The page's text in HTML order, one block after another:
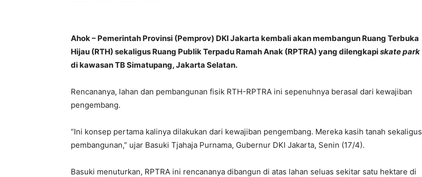
Ahok – Pemerintah Provinsi (Pemprov) DKI Jakarta kembali akan membangun Ruang Terbuka
Hijau (RTH) sekaligus Ruang Publik Terpadu Ramah Anak (RPTRA) yang dilengkapiskate park
di kawasan TB Simatupang, Jakarta Selatan.
Rencananya, lahan dan pembangunan fisik RTH-RPTRA ini sepenuhnya berasal dari kewajiban
pengembang.
“Ini konsep pertama kalinya dilakukan dari kewajiban pengembang. Mereka kasih tanah sekaligus
pembangunan,” ujar Basuki Tjahaja Purnama, Gubernur DKI Jakarta, Senin (17/4).
Basuki menuturkan, RPTRA ini rencananya dibangun di atas lahan seluas sekitar satu hektare di